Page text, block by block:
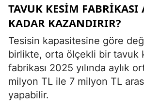
TAVUK KESIM FABRIKASI
KADAR KAZANDIRIR?
Tesisin kapasitesine göre
birlikte, orta ölçekli bir tavuk
fabrikası 2025 yılında aylık
milyon TL ile 7 milyon TL
yapabilir.